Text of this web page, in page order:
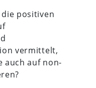
positiven
vermittelt,
auch auf non-